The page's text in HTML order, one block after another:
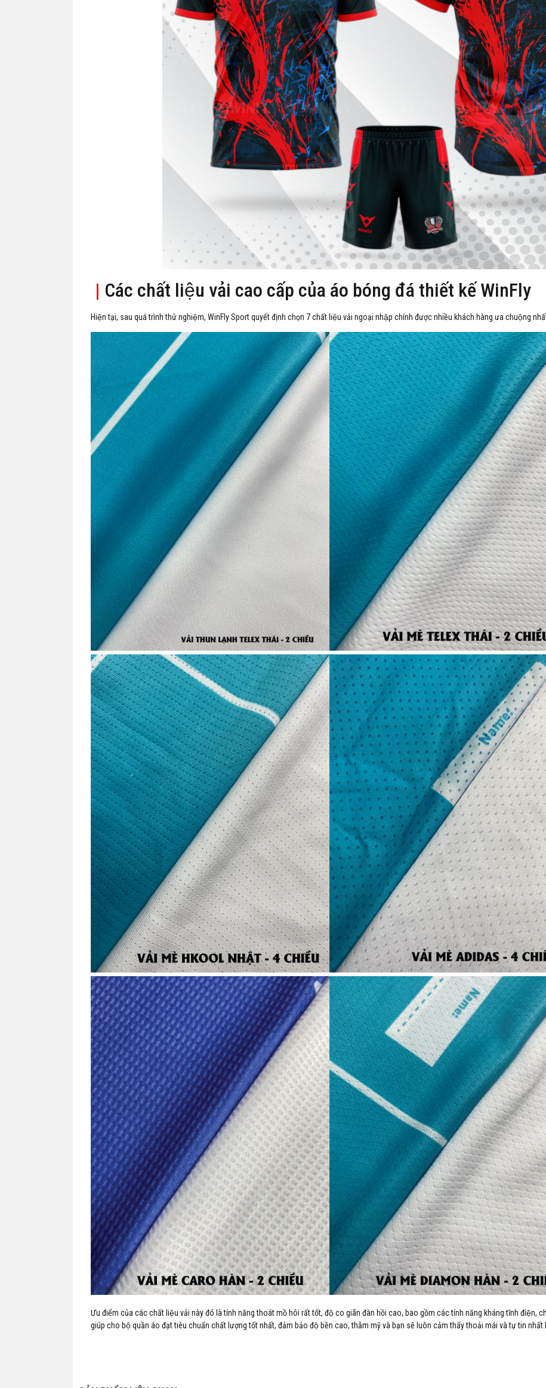
| Các chất liệu vải cao cấp của áo bóng đá thiết kế WinFly
Hiện tại, sau quá trình thử nghiệm, WinFly Sport quyết định chọn 7 chất liệu vải ngoại nhập chính được nhiều khách hàng ưa chuộng
Ưu điểm của các chất liệu vải này đó là tính năng thoát mồ hôi rất tốt, độ co giãn đàn hồi cao, bao gồm các tính năng kháng tĩnh điện,
giúp cho bộ quần áo đạt tiêu chuẩn chất lượng tốt nhất, đảm bảo độ bền cao, thẫm mỹ và bạn sẽ luôn cảm thấy thoải mái và tự tin nhất